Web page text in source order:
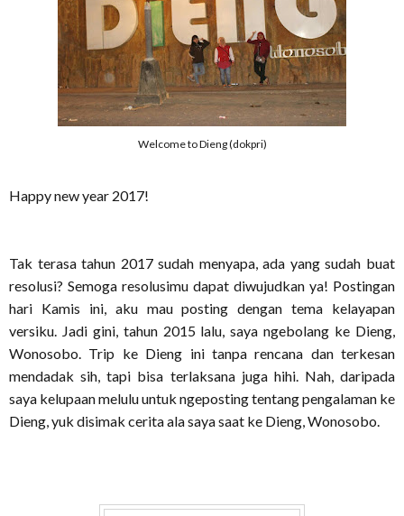
Welcome to Dieng (dokpri)
Happy new year 2017!
Tak terasa tahun 2017 sudah menyapa, ada yang sudah buat
resolusi? Semoga resolusimu dapat diwujudkan ya! Postingan
hari Kamis ini, aku mau posting dengan tema kelayapan
versiku. Jadi gini, tahun 2015 lalu, saya ngebolang ke Dieng,
Wonosobo. Trip ke Dieng ini tanpa rencana dan terkesan
mendadak sih, tapi bisa terlaksana juga hihi. Nah, daripada
saya kelupaan melulu untuk ngeposting tentang pengalaman ke
Dieng, yuk disimak cerita ala saya saat ke Dieng, Wonosobo.